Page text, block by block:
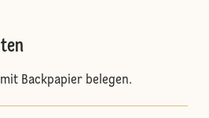
Backpapier belegen.